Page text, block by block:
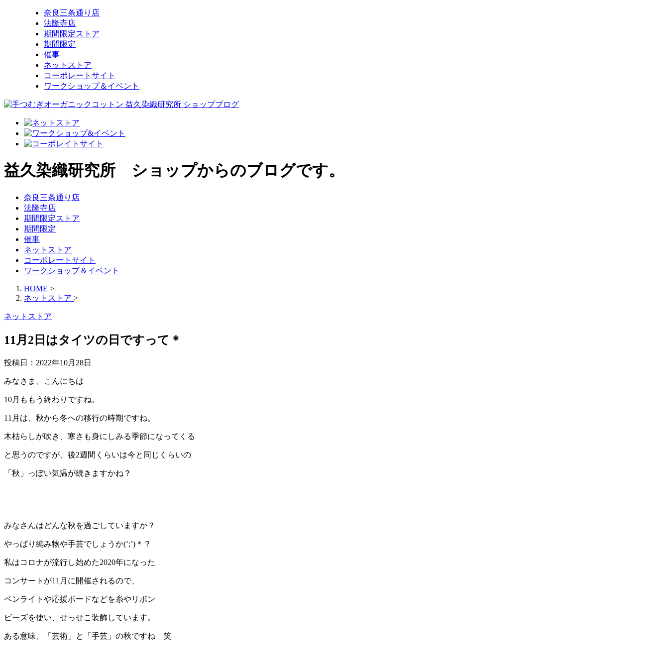
奈良三条通り店
法隆寺店
期間限定ストア
期間限定
催事
ネットストア
コーポレートサイト
ワークショップ＆イベント
益久染織研究所 ショップからのブログです。
奈良三条通り店
法隆寺店
期間限定ストア
期間限定
催事
ネットストア
コーポレートサイト
ワークショップ＆イベント
HOME >
ネットストア >
ネットストア
11月2日はタイツの日ですって＊
投稿日： 2022年10月28日
みなさま、こんにちは
10月ももう終わりですね。
11月は、秋から冬への移行の時期ですね。
木枯らしが吹き、寒さも身にしみる季節になってくる
と思うのですが、後2週間くらいは今と同じくらいの
「秋」っぽい気温が続きますかね？
みなさんはどんな秋を過ごしていますか？
やっぱり編み物や手芸でしょうか(‘;’)＊？
私はコロナが流行し始めた2020年になった
コンサートが11月に開催されるので、
ペンライトや応援ボードなどを糸やリボン
ビーズを使い、せっせこ装飾しています。
ある意味、「芸術」と「手芸」の秋ですね 笑